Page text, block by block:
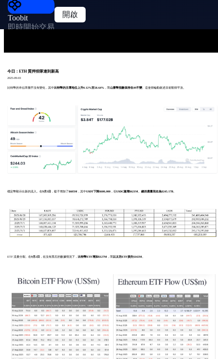
Toobit
即時開始交易
開啟
今日：ETH 質押排隊達到新高
2025-09-03
比特幣的市佔率幾乎沒有變化，其中比特幣的主導地位上升0.12%至58.64%，而山寨幣指數保持在49不變。這使得輪動敘述目前顯得平淡。
穩定幣顯示出新的流入。在9月3日 ，籃子增加了$605M，其中USDT下降$600,000，但USDC激增$621M。 總供應量現在為$245.17B。
ETF 流量分裂。在9月2日 ，在沒有黑石的數據情況下， 比特幣ETF增加$127M，而 以太坊ETF損失$165M。